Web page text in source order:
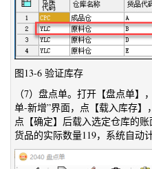
图13-6 验证库存
（7）盘点单。打开【盘点单】
单-新增”界面，点【载入库存】
点【确定】后载入选定仓库的
货品的实际数量119，系统自动